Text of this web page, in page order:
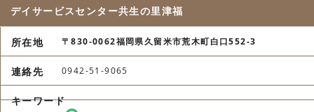
デイサービスセンター共生の里津福
〒830-0062福岡県久留米市荒木町白口552-3
0942-51-9065